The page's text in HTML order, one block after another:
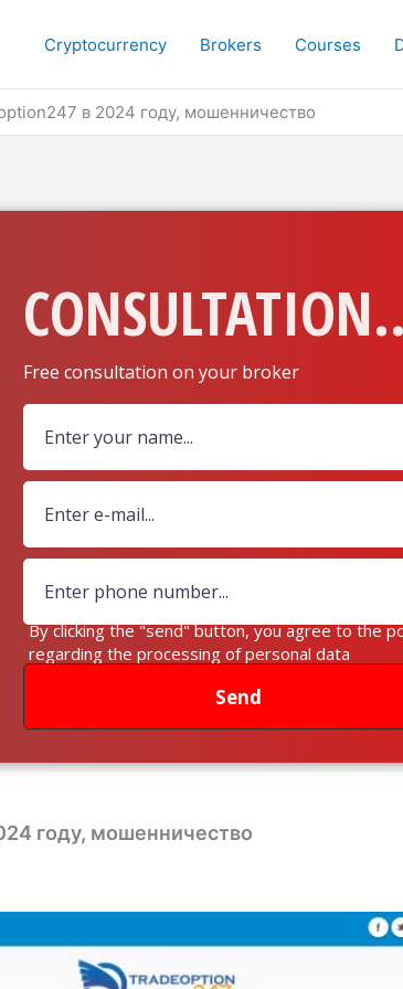
Cryptocurrency Brokers Courses
в 2024 году, мошенничество
Free consultation on your broker
Send
By clicking the "send" button, you agree to the
regarding the processing of personal data
году, мошенничество